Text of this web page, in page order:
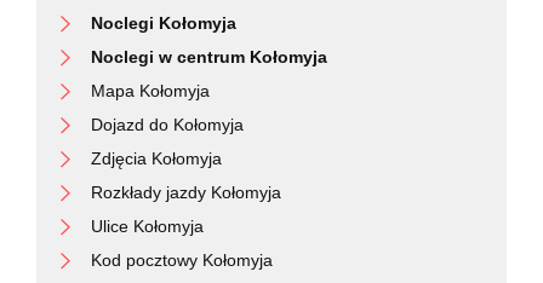
Noclegi Kołomyja
Noclegi w centrum Kołomyja
Mapa Kołomyja
Dojazd do Kołomyja
Zdjęcia Kołomyja
Rozkłady jazdy Kołomyja
Ulice Kołomyja
Kod pocztowy Kołomyja